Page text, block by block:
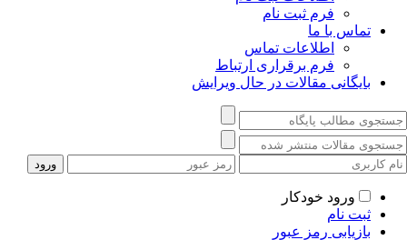
فرم ثبت نام
تماس با ما
اطلاعات تماس
فرم برقراری ارتباط
بایگانی مقالات در حال ویرایش
ورود خودکار
ثبت نام
بازیابی رمز عبور